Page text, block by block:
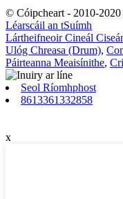
© Cóipcheart - 2010-2020
Léarscáil an tSuímh
Lártheifneoir Cineál
Ulóg Chreasa (Drum),
Páirteanna Meaisínithe,
Seol Ríomhphost
8613361332858
x